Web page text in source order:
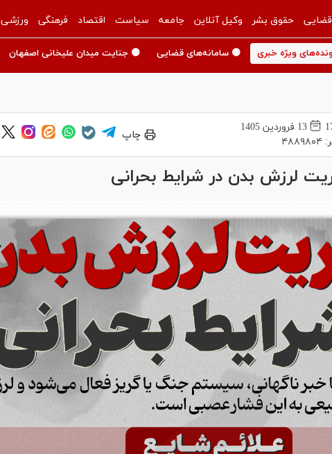
قضایی حقوق بشر وکیل آنلاین جامعه سیاست اقتصاد فرهنگی ورزشی
ویژه خبری 🟡 سامانه‌های قضایی 🟡 جنایت میدان علیخانی اصفهان
13 فروردين 1405
۴۸۸۹۸۰۴
چاپ
لرزش بدن در شرایط بحرانی